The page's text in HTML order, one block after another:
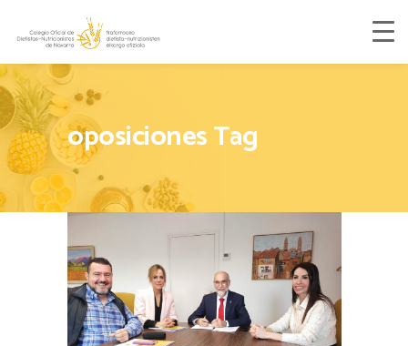
oposiciones Tag